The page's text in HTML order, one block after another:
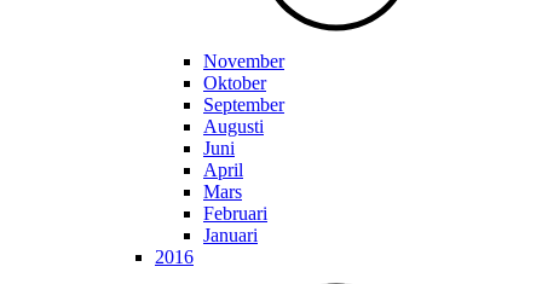
November
Oktober
September
Augusti
Juni
April
Mars
Februari
Januari
2016